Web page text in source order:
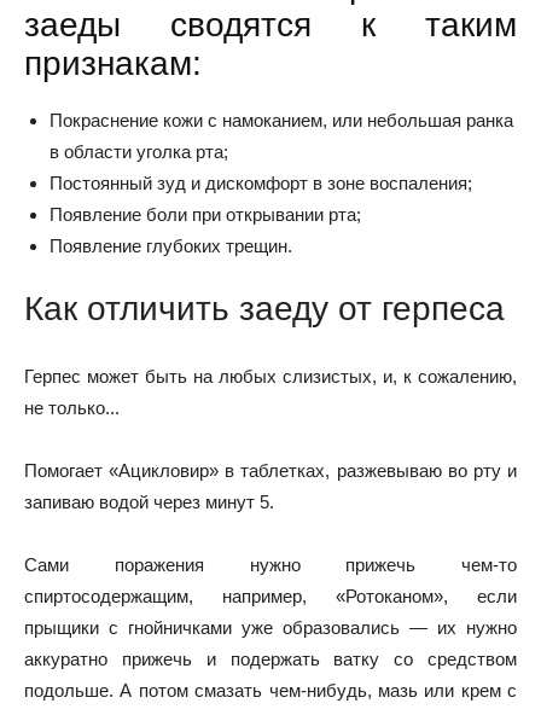
заеды сводятся к таким
признакам:
Покраснение кожи с намоканием, или небольшая ранка
в области уголка рта;
Постоянный зуд и дискомфорт в зоне воспаления;
Появление боли при открывании рта;
Появление глубоких трещин.
Как отличить заеду от герпеса
Герпес может быть на любых слизистых, и, к сожалению,
не только...
Помогает «Ацикловир» в таблетках, разжевываю во рту и
запиваю водой через минут 5.
Сами поражения нужно прижечь чем-то
спиртосодержащим, например, «Ротоканом», если
прыщики с гнойничками уже образовались — их нужно
аккуратно прижечь и подержать ватку со средством
подольше. А потом смазать чем-нибудь, мазь или крем с